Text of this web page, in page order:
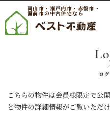
岡山市・瀬戸内市・赤磐市・
備前市の中古住宅なら
ロ
こちらの物件は会員様限定で公
と物件の詳細情報がご覧いただけ